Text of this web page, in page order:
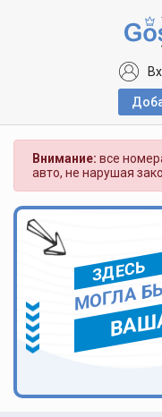
Внимание: все
авто, не нарушая
ЗДЕСЬ
МОГЛА